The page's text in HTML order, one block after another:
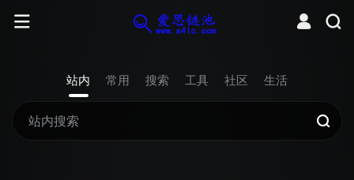
站内 常用 搜索 工具 社区 生活